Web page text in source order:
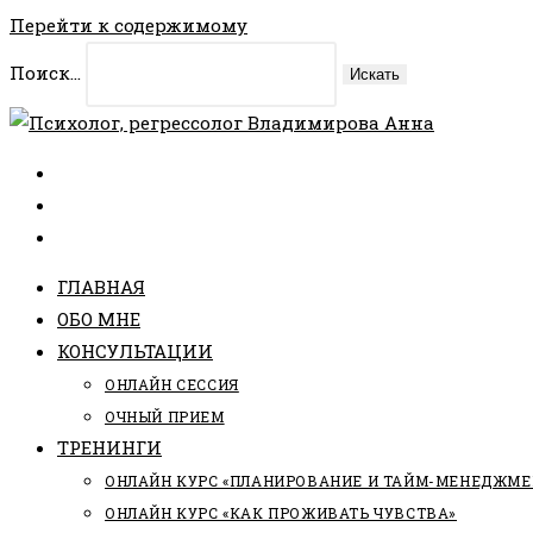
Перейти к содержимому
Поиск...
Искать
ГЛАВНАЯ
ОБО МНЕ
КОНСУЛЬТАЦИИ
ОНЛАЙН СЕССИЯ
ОЧНЫЙ ПРИЕМ
ТРЕНИНГИ
ОНЛАЙН КУРС «ПЛАНИРОВАНИЕ И ТАЙМ-
ОНЛАЙН КУРС «КАК ПРОЖИВАТЬ ЧУВСТВА»